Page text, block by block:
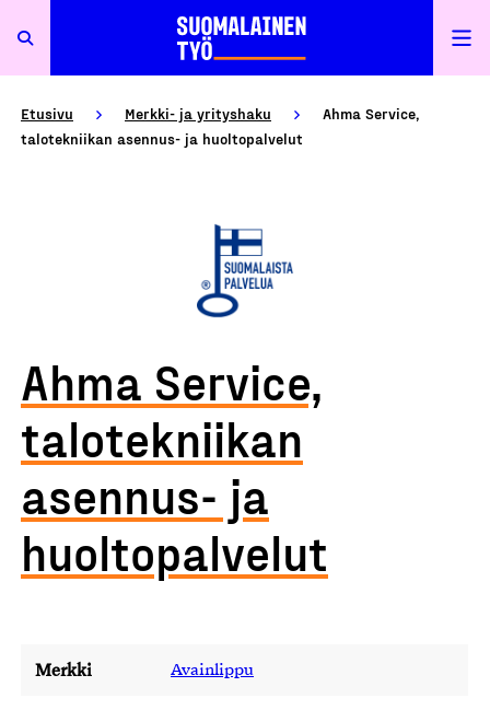
Etusivu Merkki- ja yrityshaku
Ahma Service,
talotekniikan asennus- ja huoltopalvelut
Ahma Service,
talotekniikan
asennus- ja
huoltopalvelut
Merkki Avainlippu